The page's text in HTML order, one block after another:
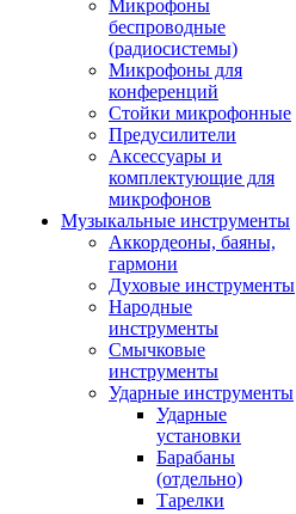
Микрофоны
беспроводные
(радиосистемы)
Микрофоны для
конференций
Стойки микрофонные
Предусилители
Аксессуары и
комплектующие для
микрофонов
Музыкальные инструменты
Аккордеоны, баяны,
гармони
Духовые инструменты
Народные
инструменты
Смычковые
инструменты
Ударные инструменты
Ударные
установки
Барабаны
(отдельно)
Тарелки